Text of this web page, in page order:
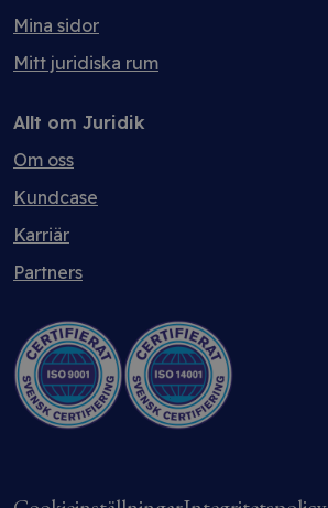
Mina sidor
Mitt juridiska rum
Allt om Juridik
Om oss
Kundcase
Karriär
Partners